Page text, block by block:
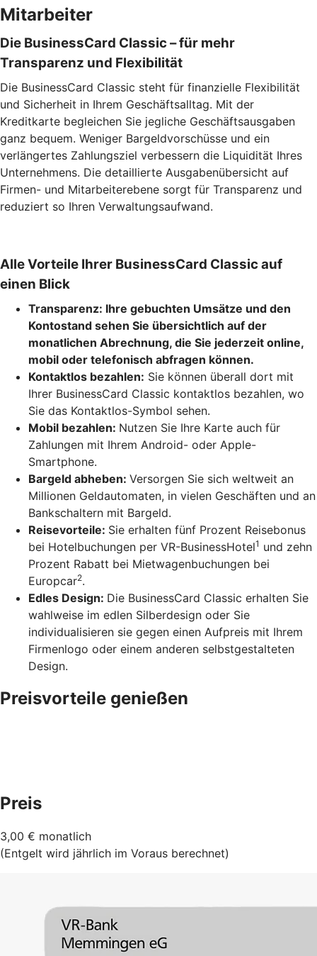
Mitarbeiter
Die BusinessCard Classic – für mehr
Transparenz und Flexibilität
Die BusinessCard Classic steht für finanzielle Flexibilität
und Sicherheit in Ihrem Geschäftsalltag. Mit der
Kreditkarte begleichen Sie jegliche Geschäftsausgaben
ganz bequem. Weniger Bargeldvorschüsse und ein
verlängertes Zahlungsziel verbessern die Liquidität Ihres
Unternehmens. Die detaillierte Ausgabenübersicht auf
Firmen- und Mitarbeiterebene sorgt für Transparenz und
reduziert so Ihren Verwaltungsaufwand.
Alle Vorteile Ihrer BusinessCard Classic auf
einen Blick
Transparenz: Ihre gebuchten Umsätze und den
Kontostand sehen Sie übersichtlich auf der
monatlichen Abrechnung, die Sie jederzeit online,
mobil oder telefonisch abfragen können.
Kontaktlos bezahlen: Sie können überall dort mit
Ihrer BusinessCard Classic kontaktlos bezahlen, wo
Sie das Kontaktlos-Symbol sehen.
Mobil bezahlen: Nutzen Sie Ihre Karte auch für
Zahlungen mit Ihrem Android- oder Apple-
Smartphone.
Bargeld abheben: Versorgen Sie sich weltweit an
Millionen Geldautomaten, in vielen Geschäften und an
Bankschaltern mit Bargeld.
Reisevorteile: Sie erhalten fünf Prozent Reisebonus
bei Hotelbuchungen per VR-BusinessHotel1 und zehn
Prozent Rabatt bei Mietwagenbuchungen bei
Europcar2.
Edles Design: Die BusinessCard Classic erhalten Sie
wahlweise im edlen Silberdesign oder Sie
individualisieren sie gegen einen Aufpreis mit Ihrem
Firmenlogo oder einem anderen selbstgestalteten
Design.
Preisvorteile genießen
Preis
3,00 € monatlich
(Entgelt wird jährlich im Voraus berechnet)